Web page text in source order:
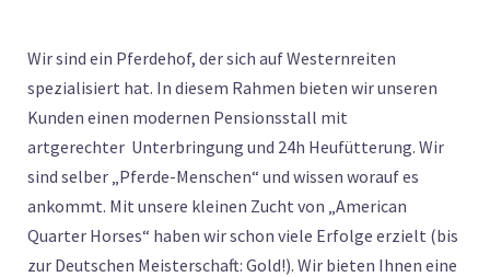
Wir sind ein Pferdehof, der sich auf Westernreiten
spezialisiert hat. In diesem Rahmen bieten wir unseren
Kunden einen modernen Pensionsstall mit
artgerechter Unterbringung und 24h Heufütterung. Wir
sind selber „Pferde-Menschen“ und wissen worauf es
ankommt. Mit unsere kleinen Zucht von „American
Quarter Horses“ haben wir schon viele Erfolge erzielt (bis
zur Deutschen Meisterschaft: Gold!). Wir bieten Ihnen eine